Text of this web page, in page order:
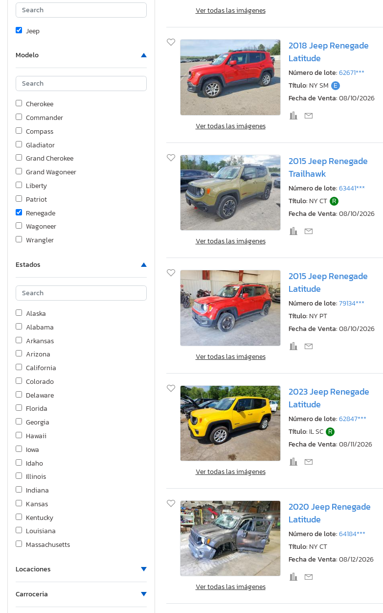
Jeep
Modelo
Cherokee
Commander
Compass
Gladiator
Grand Cherokee
Grand Wagoneer
Liberty
Patriot
Renegade
Wagoneer
Wrangler
Estados
Alaska
Alabama
Arkansas
Arizona
California
Colorado
Delaware
Florida
Georgia
Hawaii
Iowa
Idaho
Illinois
Indiana
Kansas
Kentucky
Louisiana
Massachusetts
Maine
Michigan
Minnesota
Locaciones
Carroceria
Ver todas las imágenes
Ver todas las imágenes
2018 Jeep Renegade
Latitude
Número de lote:62671***
Título: NY SM E
Fecha de Venta:08/10/2026
Ver todas las imágenes
2015 Jeep Renegade
Trailhawk
Número de lote:63441***
Título: NY CT R
Fecha de Venta:08/10/2026
Ver todas las imágenes
2015 Jeep Renegade
Latitude
Número de lote:79134***
Título: NY PT
Fecha de Venta:08/10/2026
Ver todas las imágenes
2023 Jeep Renegade
Latitude
Número de lote:62847***
Título: IL SC R
Fecha de Venta:08/11/2026
Ver todas las imágenes
2020 Jeep Renegade
Latitude
Número de lote:64184***
Título: NY CT
Fecha de Venta:08/12/2026